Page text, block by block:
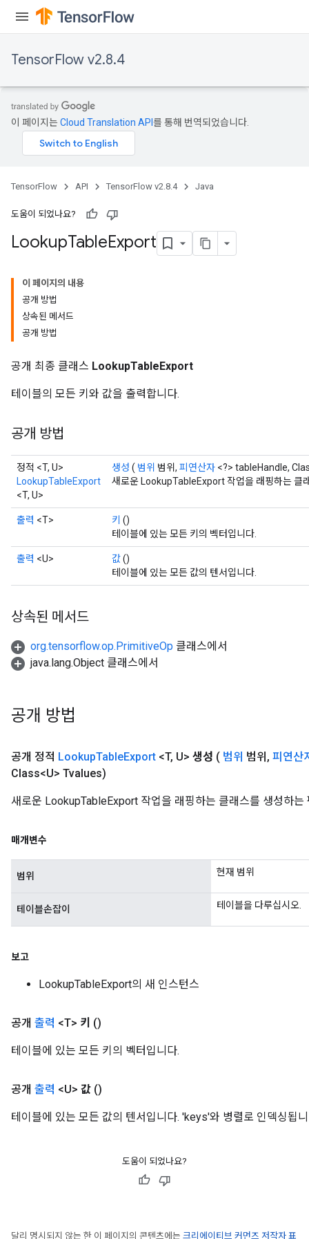
TensorFlow v2.8.4
이 페이지는Cloud Translation API 를 통해 번역되었습니다.
TensorFlow API TensorFlow v2.8.4 Java
도움이 되었나요?
LookupTableExport
이 페이지의 내용
공개 방법
상속된 메서드
공개 방법
공개 최종 클래스 LookupTableExport
테이블의 모든 키와 값을 출력합니다.
공개 방법
정적 <T, U>
LookupTableExport
<T, U>
생성 ( 범위 범위, 피연산자 <?> tableHandle,
새로운 LookupTableExport 작업을 래핑하는 클
출력 <T> 키 ()
테이블에 있는 모든 키의 벡터입니다.
출력 <U> 값()
테이블에 있는 모든 값의 텐서입니다.
상속된 메서드
org.tensorflow.op.PrimitiveOp 클래스에서
java.lang.Object 클래스에서
공개 방법
공개 정적 LookupTableExport <T, U> 생성 ( 범위 범위 , 피연산
Class<U> Tvalues)
새로운 LookupTableExport 작업을 래핑하는 클래스를 생성하는
매개변수
범위 현재 범위
테이블손잡이 테이블을 다루십시오.
보고
LookupTableExport의 새 인스턴스
공개 출력 <T> 키 ()
테이블에 있는 모든 키의 벡터입니다.
공개 출력 <U> 값 ()
테이블에 있는 모든 값의 텐서입니다. 'keys'와 병렬로 인덱싱됩
도움이 되었나요?
달리 명시되지 않는 한 이 페이지의 콘텐츠에는 크리에이티브 커먼즈 저작자 표